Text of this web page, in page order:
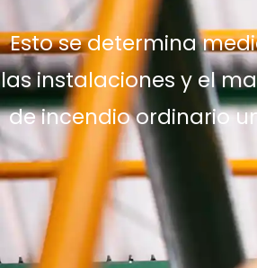
Esto se determina
las instalaciones y el
de incendio ordinario